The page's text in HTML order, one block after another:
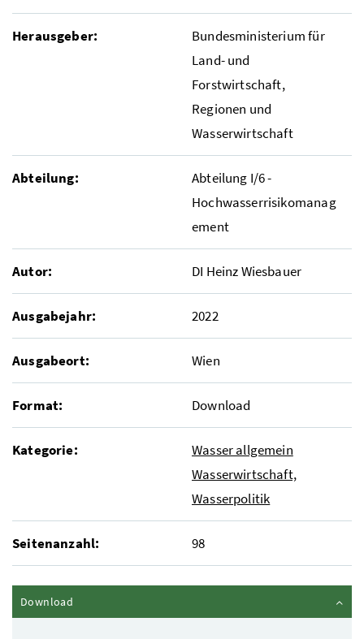
Herausgeber:
Bundesministerium für
Land- und
Forstwirtschaft,
Regionen und
Wasserwirtschaft
Abteilung:
Abteilung I/6 -
Hochwasserrisikomanag
ement
Autor: DI Heinz Wiesbauer
Ausgabejahr: 2022
Ausgabeort: Wien
Format: Download
Kategorie:
Wasser allgemein
Wasserwirtschaft,
Wasserpolitik
Seitenanzahl: 98
Download